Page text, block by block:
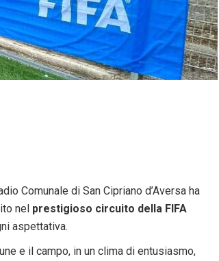
Comunale di San Cipriano d’Aversa ha
nel prestigioso circuito della FIFA
aspettativa.
e il campo, in un clima di entusiasmo,